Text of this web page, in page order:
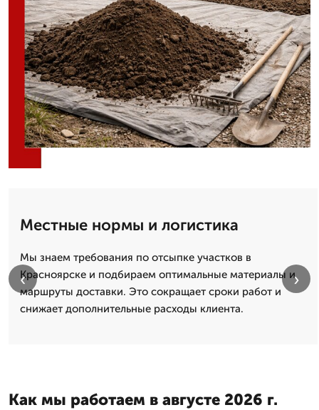
Местные нормы и логистика
Мы знаем требования по отсыпке участков в
Красноярске и подбираем оптимальные материалы и
маршруты доставки. Это сокращает сроки работ и
снижает дополнительные расходы клиента.
‹ ›
Как мы работаем в августе 2026 г.